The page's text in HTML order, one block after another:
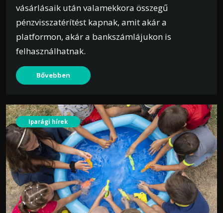
vásárlásaik után valamekkora összegű
pénzvisszatérítést kapnak, amit akár a
platformon, akár a bankszámlájukon is
felhasználhatnak.
Bővebben
Iparági hírek